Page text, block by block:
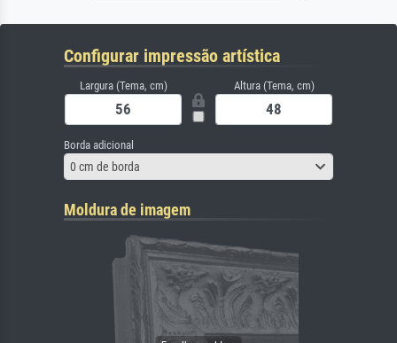
Configurar impressão artística
Largura (Tema, cm) Altura (Tema, cm)
Borda adicional
0 cm de borda
Moldura de imagem